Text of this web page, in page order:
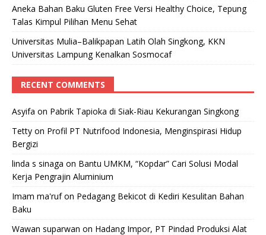
Aneka Bahan Baku Gluten Free Versi Healthy Choice, Tepung
Talas Kimpul Pilihan Menu Sehat
Universitas Mulia–Balikpapan Latih Olah Singkong, KKN
Universitas Lampung Kenalkan Sosmocaf
RECENT COMMENTS
Asyifa on Pabrik Tapioka di Siak-Riau Kekurangan Singkong
Tetty on Profil PT Nutrifood Indonesia, Menginspirasi Hidup
Bergizi
linda s sinaga on Bantu UMKM, “Kopdar” Cari Solusi Modal
Kerja Pengrajin Aluminium
Imam ma'rufon Pedagang Bekicot di Kediri Kesulitan Bahan
Baku
Wawan suparwan on Hadang Impor, PT Pindad Produksi Alat